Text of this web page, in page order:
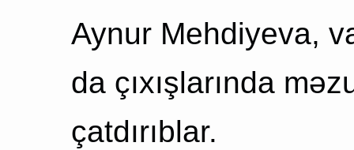
Aynur Mehdiyeva,
da çıxışlarında
çatdırıblar.